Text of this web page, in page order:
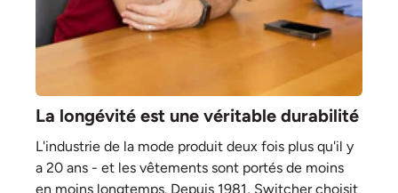
La longévité est une véritable durabilité
L'industrie de la mode produit deux fois plus qu'il y
a 20 ans - et les vêtements sont portés de moins
en moins longtemps. Depuis 1981, Switcher choisit